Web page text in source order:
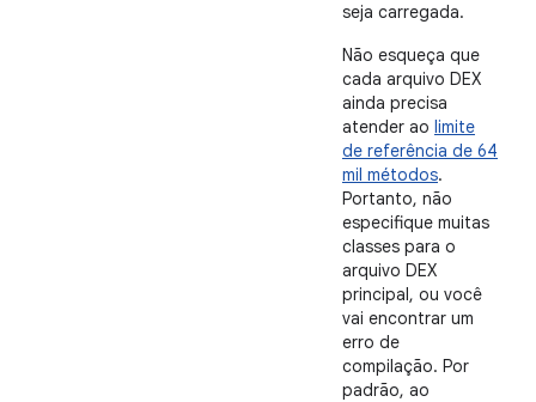
seja carregada.
Não esqueça que
cada arquivo DEX
ainda precisa
atender ao limite
de referência de 64
mil métodos.
Portanto, não
especifique muitas
classes para o
arquivo DEX
principal, ou você
vai encontrar um
erro de
compilação. Por
padrão, ao